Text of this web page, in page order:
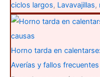
ciclos largos, Lavavajillas,
Horno tarda en
Averías y fallos frecuentes